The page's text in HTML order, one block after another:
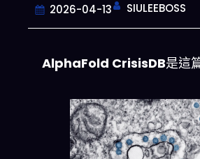
2026-04-13 SIULEEBOSS
AlphaFold CrisisDB是這